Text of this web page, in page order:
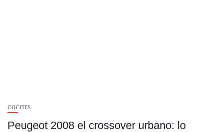
COCHES
Peugeot 2008 el crossover urbano: lo